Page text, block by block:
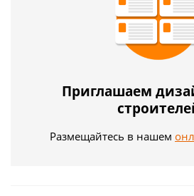
Приглашаем
Размещайтесь в нашем